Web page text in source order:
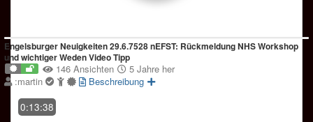
Engelsburger Neuigkeiten 29.6.7528 nEFST: Rückmeldung NHS Workshop
und wichtiger Weden Video Tipp
146 Ansichten
5 Jahre her
:martin
Beschreibung
0:13:38